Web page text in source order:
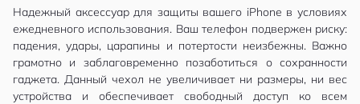
Надежный аксессуар для защиты вашего iPhone в условиях
ежедневного использования. Ваш телефон подвержен риску:
падения, удары, царапины и потертости неизбежны. Важно
грамотно и заблаговременно позаботиться о сохранности
гаджета. Данный чехол не увеличивает ни размеры, ни вес
устройства и обеспечивает свободный доступ ко всем